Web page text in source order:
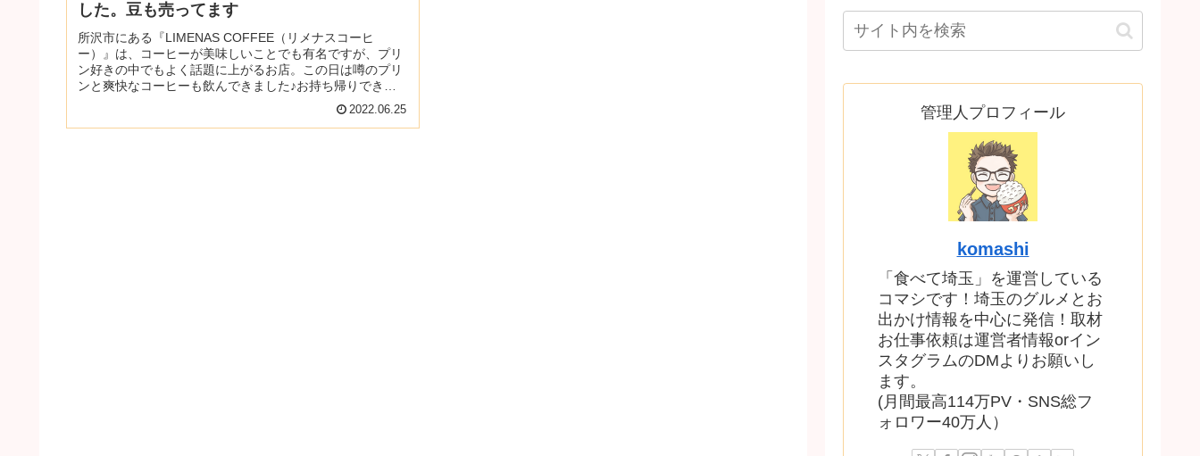
した。豆も売ってます
所沢市にある『LIMENAS COFFEE（リメナスコーヒ
ー）』は、コーヒーが美味しいことでも有名ですが、プリ
ン好きの中でもよく話題に上がるお店。この日は噂のプリ
ンと爽快なコーヒーも飲んできました♪お持ち帰りできる
2022.06.25 管理人プロフィール
komashi
「食べて埼玉」を運営している
コマシです！埼玉のグルメとお
出かけ情報を中心に発信！取材
お仕事依頼は運営者情報orイン
スタグラムのDMよりお願いし
ます。
(月間最高114万PV・SNS総フ
ォロワー40万人）